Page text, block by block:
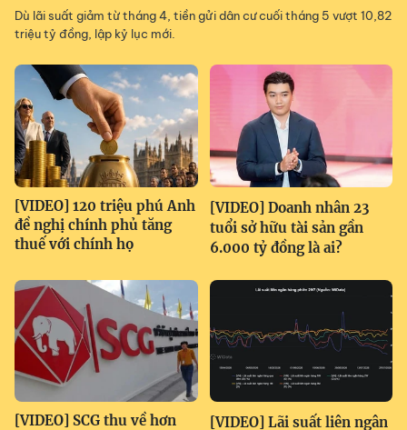
Dù lãi suất giảm từ tháng 4, tiền gửi dân cư cuối tháng 5 vượt 10,82
triệu tỷ đồng, lập kỷ lục mới.
[VIDEO] 120 triệu phú Anh
đề nghị chính phủ tăng
thuế với chính họ
[VIDEO] Doanh nhân 23
tuổi sở hữu tài sản gần
6.000 tỷ đồng là ai?
[VIDEO] SCG thu về hơn
[VIDEO] Lãi suất liên ngân